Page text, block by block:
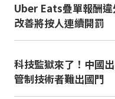
Uber Eats疊單報酬
改善將按人連續開罰
科技監獄來了！中國
管制技術者難出國門